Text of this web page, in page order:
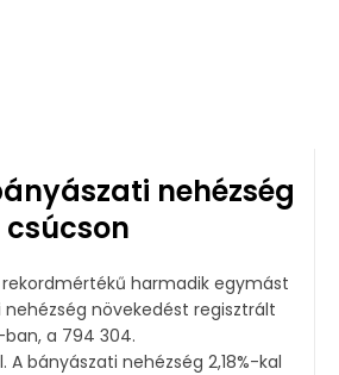
nehézség
harmadik egymást
növekedést regisztrált
a 794 304.